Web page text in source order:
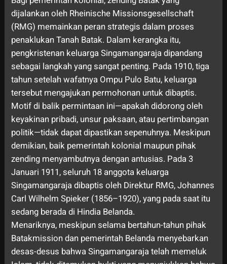
dijalankan oleh Rheinische Missionsgesellschaft
(RMG) memainkan peran strategis dalam proses
penaklukan Tanah Batak. Dalam kerangka itu,
pengkristenan keluarga Singamangaraja dipandang
sebagai langkah yang sangat penting. Pada 1910, tiga
tahun setelah wafatnya Ompu Pulo Batu, keluarga
tersebut mengajukan permohonan untuk dibaptis.
Motif di balik permintaan ini—apakah didorong oleh
keyakinan pribadi, unsur paksaan, atau pertimbangan
politik—tidak dapat dipastikan sepenuhnya. Meskipun
demikian, baik pemerintah kolonial maupun pihak
zending menyambutnya dengan antusias. Pada 3
Januari 1911, seluruh 18 anggota keluarga
Singamangaraja dibaptis oleh Direktur RMG, Johannes
Carl Wilhelm Spieker (1856–1920), yang pada saat itu
sedang berada di Hindia Belanda.
Menariknya, meskipun selama bertahun-tahun pihak
Batakmission dan pemerintah Belanda menyebarkan
desas-desus bahwa Singamangaraja telah memeluk